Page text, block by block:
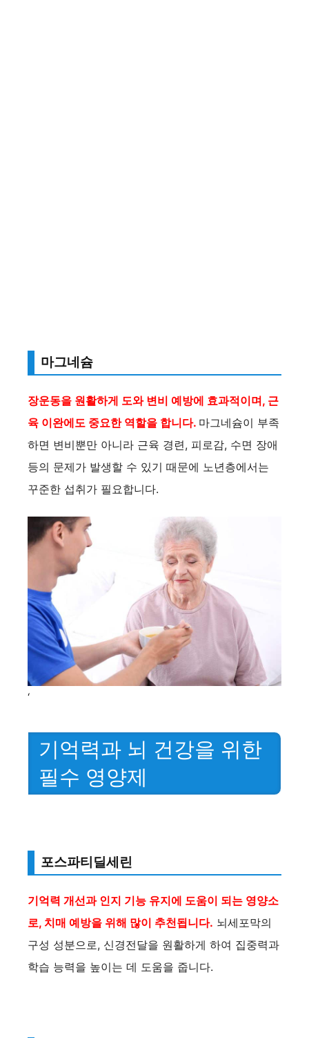
마그네슘
장운동을 원활하게 도와 변비 예방에 효과적이며, 근
육 이완에도 중요한 역할을 합니다. 마그네슘이 부족
하면 변비뿐만 아니라 근육 경련, 피로감, 수면 장애
등의 문제가 발생할 수 있기 때문에 노년층에서는
꾸준한 섭취가 필요합니다.
‘
기억력과 뇌 건강을 위한
필수 영양제
포스파티딜세린
기억력 개선과 인지 기능 유지에 도움이 되는 영양소
로, 치매 예방을 위해 많이 추천됩니다. 뇌세포막의
구성 성분으로, 신경전달을 원활하게 하여 집중력과
학습 능력을 높이는 데 도움을 줍니다.